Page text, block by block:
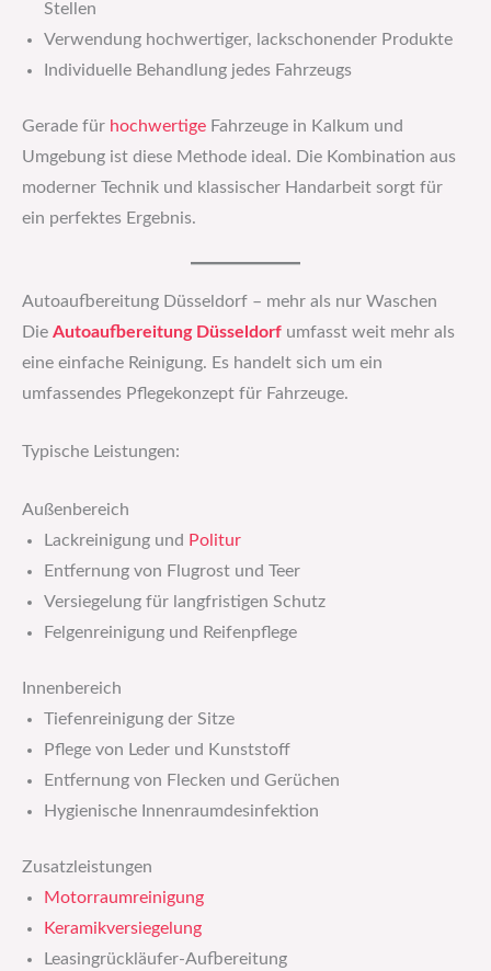
Stellen
Verwendung hochwertiger, lackschonender Produkte
Individuelle Behandlung jedes Fahrzeugs
Gerade für hochwertige Fahrzeuge in Kalkum und
Umgebung ist diese Methode ideal. Die Kombination aus
moderner Technik und klassischer Handarbeit sorgt für
ein perfektes Ergebnis.
Autoaufbereitung Düsseldorf – mehr als nur Waschen
Die Autoaufbereitung Düsseldorf umfasst weit mehr als
eine einfache Reinigung. Es handelt sich um ein
umfassendes Pflegekonzept für Fahrzeuge.
Typische Leistungen:
Außenbereich
Lackreinigung und Politur
Entfernung von Flugrost und Teer
Versiegelung für langfristigen Schutz
Felgenreinigung und Reifenpflege
Innenbereich
Tiefenreinigung der Sitze
Pflege von Leder und Kunststoff
Entfernung von Flecken und Gerüchen
Hygienische Innenraumdesinfektion
Zusatzleistungen
Motorraumreinigung
Keramikversiegelung
Leasingrückläufer-Aufbereitung